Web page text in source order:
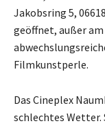
Jakobsring 5,
geöffnet, außer am
Filmkunstperle.
Das Cineplex
schlechtes Wetter.